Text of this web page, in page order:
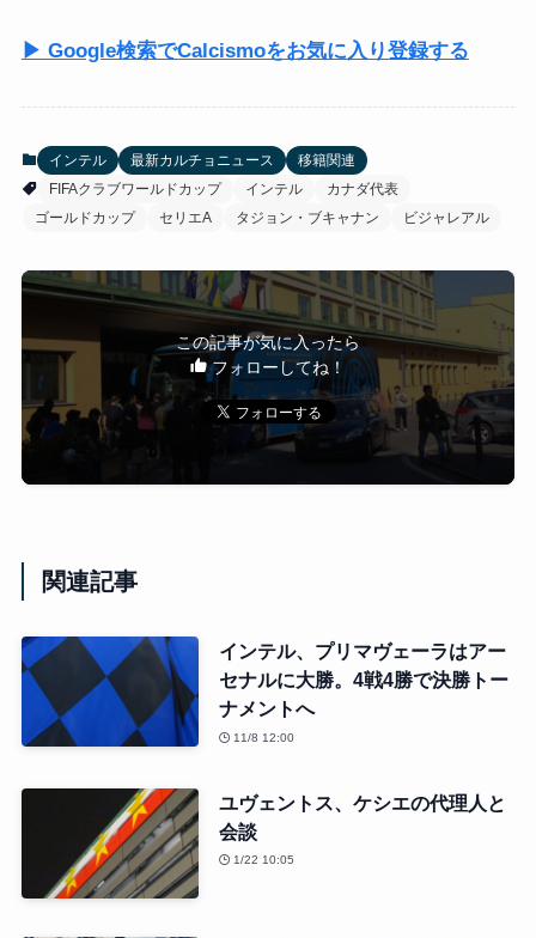
▶ Google検索でCalcismoをお気に入り登録する
インテル 最新カルチョニュース
移籍関連
FIFAクラブワールドカップ
インテル
カナダ代表
ゴールドカップ
セリエA タジョン・ブキャナン ビジャレアル
この記事が気に入ったら
フォローしてね！
関連記事
インテル、プリマヴェーラはアー
セナルに大勝。4戦4勝で決勝トー
ナメントへ
11/8 12:00
ユヴェントス、ケシエの代理人と
会談
1/22 10:05